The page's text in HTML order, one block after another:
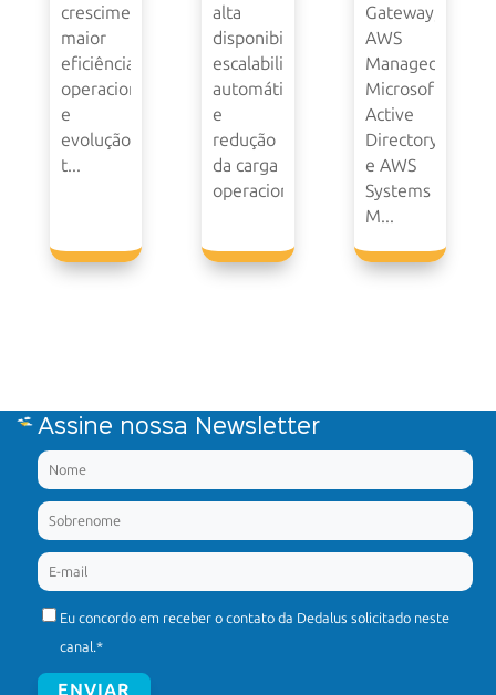
crescimento,
maior
eficiência
operacional
e
evolução
t...
alta
disponibilidade,
escalabilidade
automática
e
redução
da carga
operacional.
Gateway,
AWS
Managed
Microsoft
Active
Directory
e AWS
Systems
M...
Assine nossa Newsletter
Eu concordo em receber o contato da Dedalus solicitado neste
canal.*